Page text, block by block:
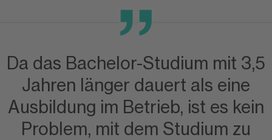
Da das Bachelor-Studium mit 3,5
Jahren länger dauert als eine
Ausbildung im Betrieb, ist es kein
Problem, mit dem Studium zu